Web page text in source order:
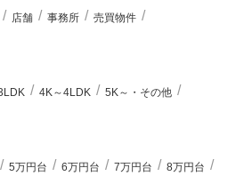
店舗 事務所 売買物件
4K～4LDK 5K～・その他
5万円台 6万円台 7万円台
8万円台